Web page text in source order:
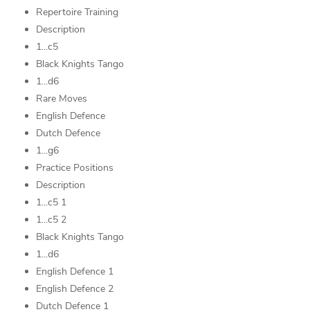
Repertoire Training
Description
1...c5
Black Knights Tango
1...d6
Rare Moves
English Defence
Dutch Defence
1...g6
Practice Positions
Description
1...c5 1
1...c5 2
Black Knights Tango
1...d6
English Defence 1
English Defence 2
Dutch Defence 1